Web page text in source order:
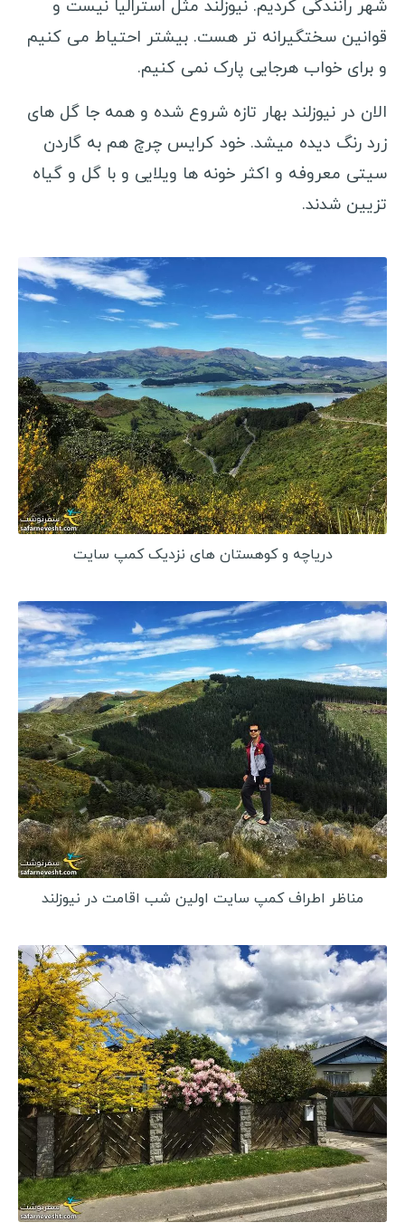
آذربایجان
گرجستان
ارمنستان
روسیه
ترنسنیستریا
اسپانیا
ترکیه
سفرنامه آفریقا
موریتانی
سنگال
گامبیا
گینه بیسائو
گینه
سیرالئون
لیبریا
مالی
بورکینافاسو
غنا
توگو
بنین
نیجر
سیشل
مصر
کنیا
آفریقای جنوبی
تانزانیا
زیمباوه
تونس
شهر رانندگی کردیم. نیوزلند مثل استرالیا نیست و
قوانین سختگیرانه تر هست. بیشتر احتیاط می کنیم
و برای خواب هرجایی پارک نمی کنیم.
الان در نیوزلند بهار تازه شروع شده و همه جا گل های
زرد رنگ دیده میشد. خود کرایس چرچ هم به گاردن
سیتی معروفه و اکثر خونه ها ویلایی و با گل و گیاه
تزیین شدند.
دریاچه و کوهستان های نزدیک کمپ سایت
مناظر اطراف کمپ سایت اولین شب اقامت در نیوزلند